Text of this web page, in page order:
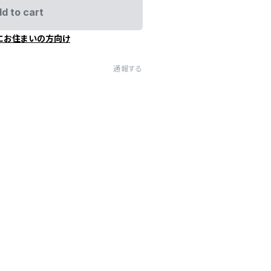
to cart
お住まいの方向け
通報する